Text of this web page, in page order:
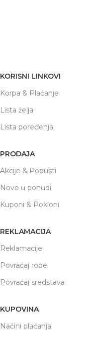
KORISNI LINKOVI
Korpa & Plaćanje
Lista želja
Lista poređenja
PRODAJA
Akcije & Popusti
Novo u ponudi
Kuponi & Pokloni
REKLAMACIJA
Reklamacije
Povraćaj robe
Povraćaj sredstava
KUPOVINA
Načini plaćanja